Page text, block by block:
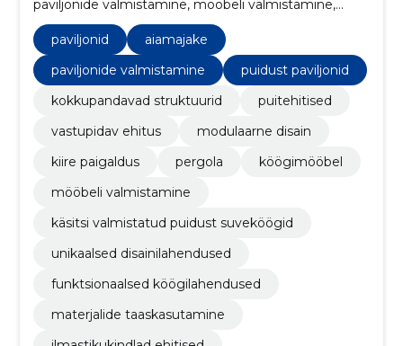
paviljonide valmistamine, mööbeli valmistamine,
käsitsi valmistatud puidust suveköögid, unikaalsed
disainilahendused, ilmastikukindlad ehitised,
paindlikud lahendused, eri suurusega ehitised,
elutoamööbel
paviljonid
aiamajake
paviljonide valmistamine
puidust paviljonid
kokkupandavad struktuurid
puitehitised
vastupidav ehitus
modulaarne disain
kiire paigaldus
pergola
köögimööbel
mööbeli valmistamine
käsitsi valmistatud puidust suveköögid
unikaalsed disainilahendused
funktsionaalsed köögilahendused
materjalide taaskasutamine